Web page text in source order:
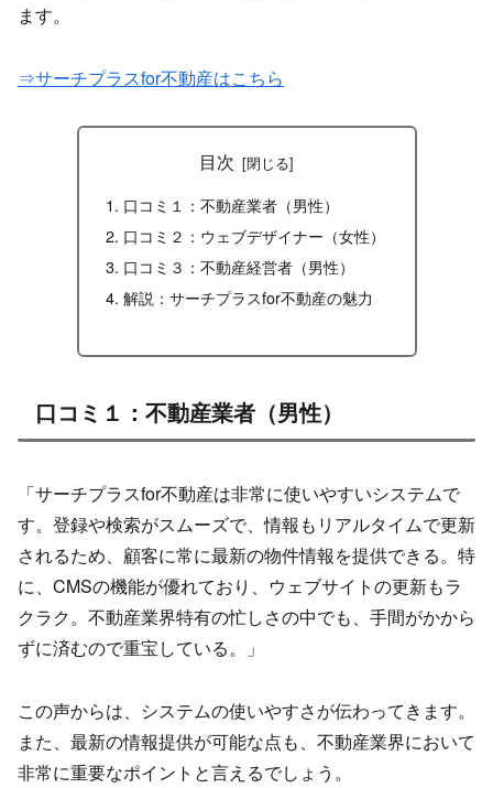
ます。
⇒サーチプラスfor不動産はこちら
目次
口コミ１：不動産業者（男性）
口コミ２：ウェブデザイナー（女性）
口コミ３：不動産経営者（男性）
解説：サーチプラスfor不動産の魅力
口コミ１：不動産業者（男性）
「サーチプラスfor不動産は非常に使いやすいシステムで
す。登録や検索がスムーズで、情報もリアルタイムで更新
されるため、顧客に常に最新の物件情報を提供できる。特
に、CMSの機能が優れており、ウェブサイトの更新もラ
クラク。不動産業界特有の忙しさの中でも、手間がかから
ずに済むので重宝している。」
この声からは、システムの使いやすさが伝わってきます。
また、最新の情報提供が可能な点も、不動産業界において
非常に重要なポイントと言えるでしょう。